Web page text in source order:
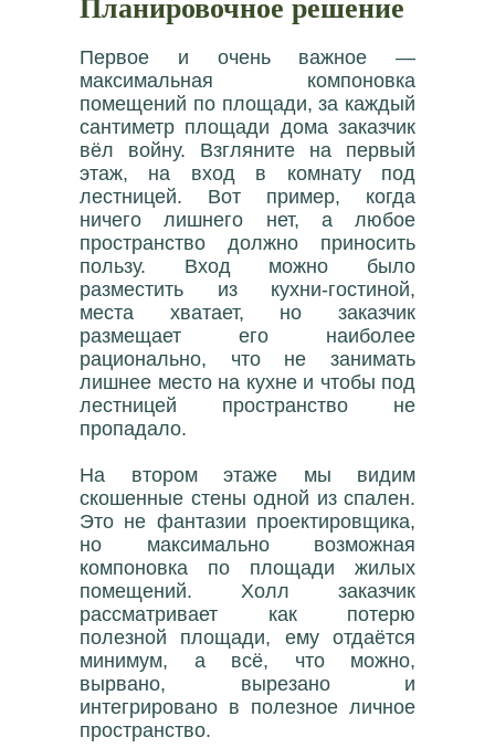
Первое и очень важное —
максимальная компоновка
помещений по площади, за каждый
сантиметр площади дома заказчик
вёл войну. Взгляните на первый
этаж, на вход в комнату под
лестницей. Вот пример, когда
ничего лишнего нет, а любое
пространство должно приносить
пользу. Вход можно было
разместить из кухни-гостиной,
места хватает, но заказчик
размещает его наиболее
рационально, что не занимать
лишнее место на кухне и чтобы под
лестницей пространство не
пропадало.
На втором этаже мы видим
скошенные стены одной из спален.
Это не фантазии проектировщика,
но максимально возможная
компоновка по площади жилых
помещений. Холл заказчик
рассматривает как потерю
полезной площади, ему отдаётся
минимум, а всё, что можно,
вырвано, вырезано и
интегрировано в полезное личное
пространство.